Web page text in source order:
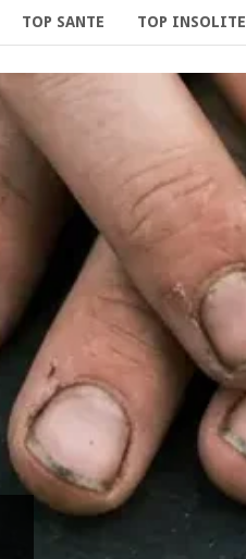
TOP SANTE TOP INSOLITE